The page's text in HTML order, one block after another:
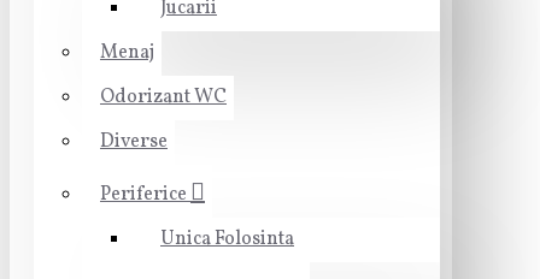
Jucarii
Menaj
Odorizant WC
Diverse
Periferice
Unica Folosinta